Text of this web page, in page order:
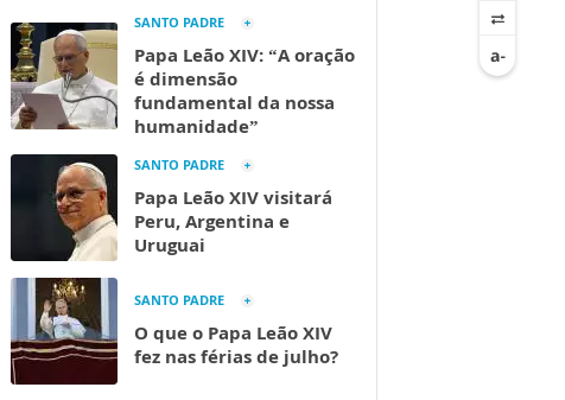
SANTO PADRE
Papa Leão XIV: “A oração
é dimensão
fundamental da nossa
humanidade”
SANTO PADRE
Papa Leão XIV visitará
Peru, Argentina e
Uruguai
SANTO PADRE
O que o Papa Leão XIV
fez nas férias de julho?